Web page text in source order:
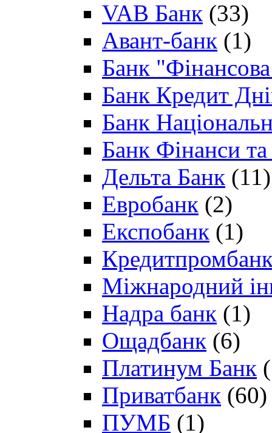
VAB Банк (33)
Авант-банк (1)
Банк "Фінансова
Банк Кредит
Банк
Банк Фінанси
Дельта Банк (11)
Евробанк (2)
Експобанк (1)
Міжнародний
Надра банк (1)
Ощадбанк (6)
Платинум Банк
Приватбанк (60)
ПУМБ (1)